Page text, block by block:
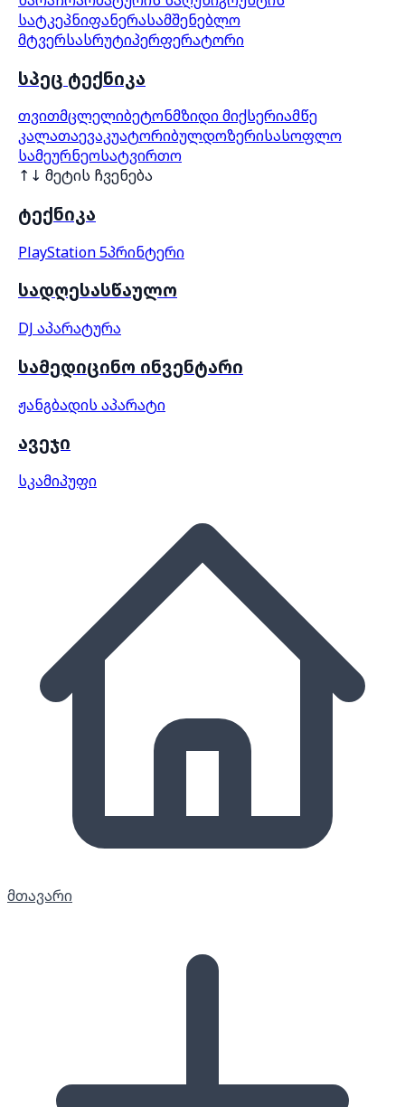
სატკეპნიფანერასამშენებლო
მტვერსასრუტიპერფერატორი
სპეც ტექნიკა
თვითმცლელიბეტონმზიდი მიქსერიამწე
კალათაევაკუატორიბულდოზერისასოფლო
სამეურნეოსატვირთო
↑↓ მეტის ჩვენება
ტექნიკა
PlayStation 5პრინტერი
სადღესასწაულო
DJ აპარატურა
სამედიცინო ინვენტარი
ჟანგბადის აპარატი
ავეჯი
სკამიპუფი
მთავარი